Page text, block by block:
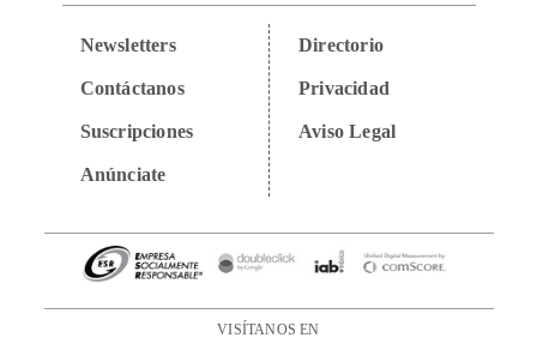
Newsletters
Contáctanos
Suscripciones
Anúnciate
Directorio
Privacidad
Aviso Legal
VISÍTANOS EN